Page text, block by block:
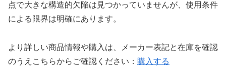
点で大きな構造的欠陥は見つかっていませんが、使用条件
による限界は明確にあります。
より詳しい商品情報や購入は、メーカー表記と在庫を確認
のうえこちらからご確認ください： 購入する